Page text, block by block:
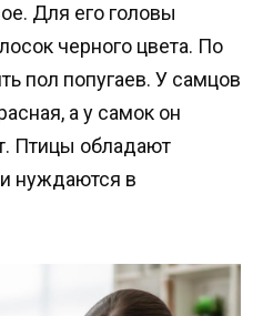
Для его головы
черного цвета. По
пол попугаев. У самцов
а у самок он
Птицы обладают
нуждаются в